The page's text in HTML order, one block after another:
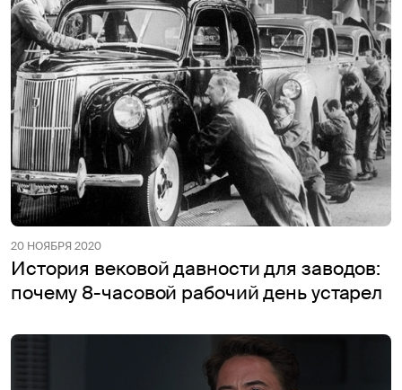
20 НОЯБРЯ 2020
История вековой давности для заводов:
почему 8-часовой рабочий день устарел